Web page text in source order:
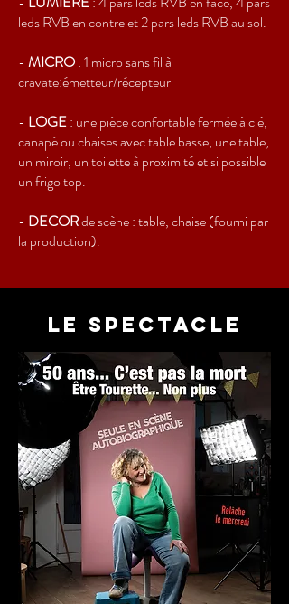
leds RVB en contre et 2 pars leds RVB au sol.
- MICRO: 1 micro sans fil à
cravate:émetteur/récepteur
- LOGE: une pièce confortable fermée à clé,
canapé ou chaises avec table basse, une table,
un miroir, un toilette à proximité et si possible
un frigo top.
- DECORde scène : table, chaise (fourni par
la production).
LE SPECTACLE